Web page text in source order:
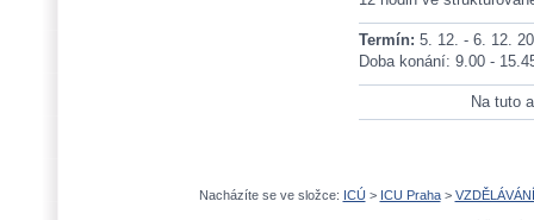
Termín: 5. 12. - 6. 12.
Doba konání: 9.00 -
Na tuto
Nacházíte se ve složce: ICÚ > ICU Praha> VZDĚLÁVÁNÍ